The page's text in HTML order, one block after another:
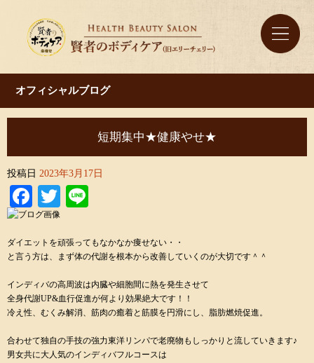
オフィシャルブログ
短期集中★健康やせ★
投稿日 2023年3月17日
Facebook
Twitter
ダイエットを頑張ってもなかなか痩せない・・
と言う方は、まず体の代謝を根本から改善していくのが大切です＾＾
インディバの高周波は内臓や細胞間に熱を発生させて
全身代謝UP&血行促進が何より効果絶大です！！
冷え性、むくみ解消、筋肉の癒着と筋膜を円滑にし、脂肪燃焼促進。
合わせて独自の手技の強力東洋リンパで老廃物もしっかりと流していきます♪
男女共に大人気のインディバフルコースは